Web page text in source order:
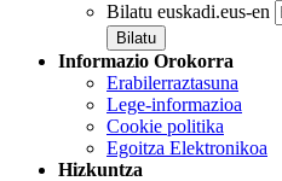
Bilatu euskadi.eus-en
Informazio Orokorra
Erabilerraztasuna
Lege-informazioa
Cookie politika
Egoitza Elektronikoa
Hizkuntza